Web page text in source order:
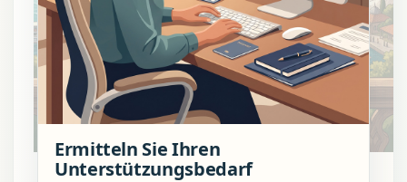
Ermitteln Sie Ihren
Unterstützungsbedarf